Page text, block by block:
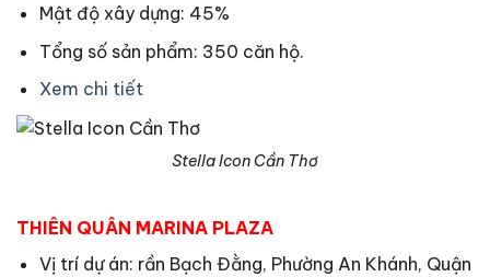
Mật độ xây dựng: 45%
Tổng số sản phẩm: 350 căn hộ.
Xem chi tiết
Stella Icon Cần Thơ
THIÊN QUÂN MARINA PLAZA
Vị trí dự án: rần Bạch Đằng, Phường An Khánh, Quận